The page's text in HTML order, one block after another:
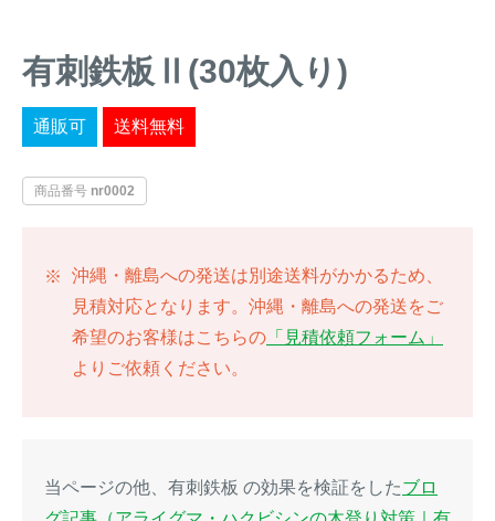
有刺鉄板Ⅱ(30枚入り)
通販可 送料無料
商品番号 nr0002
沖縄・離島への発送は別途送料がかかるため、
見積対応となります。沖縄・離島への発送をご
希望のお客様はこちらの 「見積依頼フォーム」
よりご依頼ください。
当ページの他、有刺鉄板 の効果を検証をしたブロ
金網柵（ワイヤーメッシ
ュ柵等）
箱わな（イノシシ・シ
忌避用品
動物の種類から対策商品を選ぶ
イノシシ対策
イタチ・テン・
マングース対策